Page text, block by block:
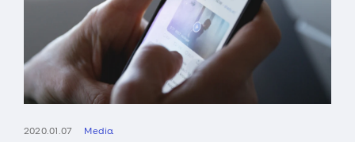
2020.01.07 Media